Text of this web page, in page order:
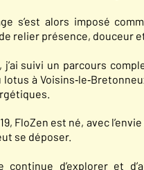
s’est alors imposé
relier présence, douceur
j’ai suivi un parcours
lotus à
FloZen est né, avec
se déposer.
continue d’explorer et